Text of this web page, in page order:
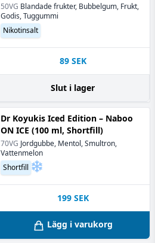
50VG Blandade frukter, Bubbelgum, Frukt,
Godis, Tuggummi
Nikotinsalt
89 SEK
Slut i lager
Dr Koyukis Iced Edition – Naboo
ON ICE (100 ml, Shortfill)
70VG Jordgubbe, Mentol, Smultron,
Vattenmelon
Shortfill
199 SEK
Lägg i varukorg